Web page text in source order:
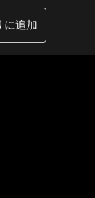
に追加